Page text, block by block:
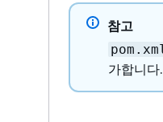
참고
가합니다.